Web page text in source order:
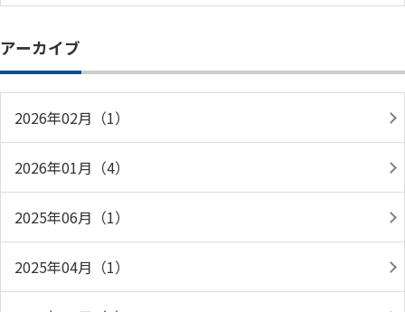
アーカイブ
2026年02月（1）
2026年01月（4）
2025年06月（1）
2025年04月（1）